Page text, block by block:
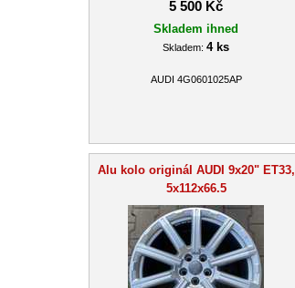
5 500 Kč
Skladem ihned
Skladem: 4 ks
AUDI 4G0601025AP
Alu kolo originál AUDI 9x20" ET33,
5x112x66.5